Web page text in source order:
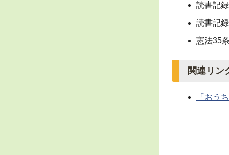
読書記
読書記
憲法35
関連リン
「おう